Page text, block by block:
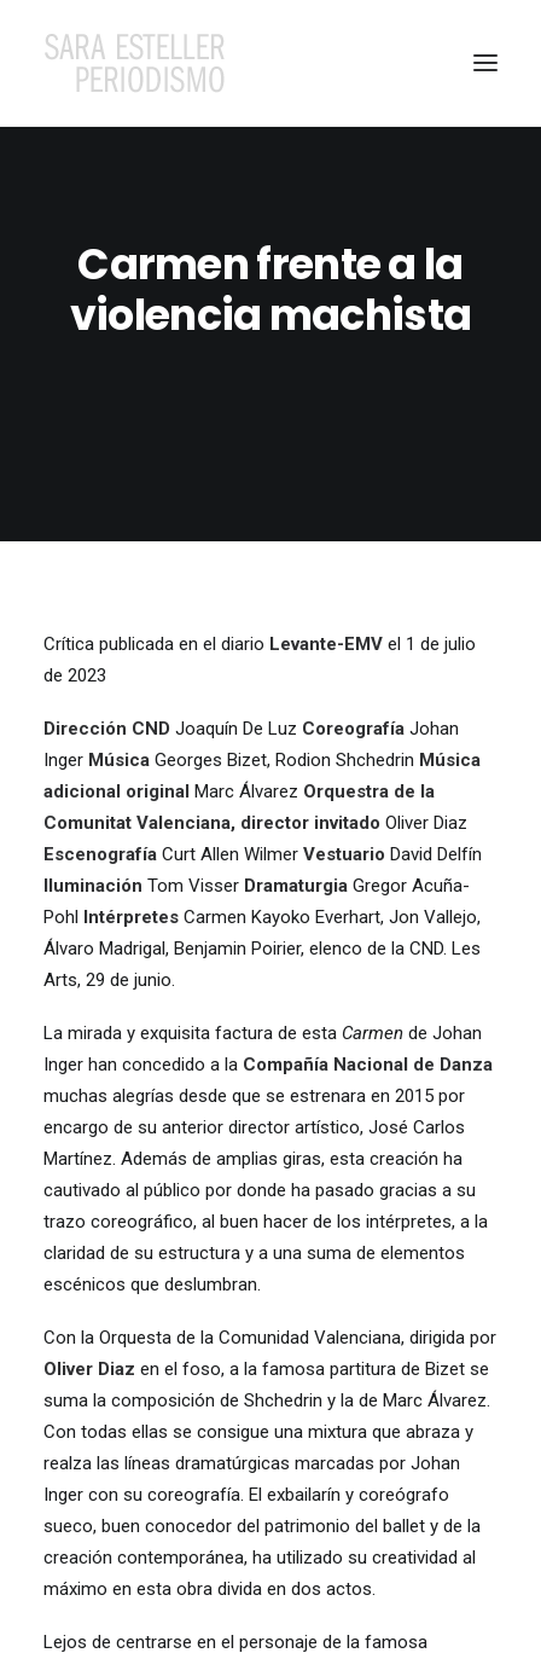
Carmen frente a la
violencia machista
Crítica publicada en el diario Levante-EMV el 1 de julio
de 2023
Dirección CND Joaquín De Luz Coreografía Johan
Inger Música Georges Bizet, Rodion Shchedrin Música
adicional original Marc Álvarez Orquestra de la
Comunitat Valenciana, director invitado Oliver Diaz
Escenografía Curt Allen Wilmer Vestuario David Delfín
Iluminación Tom Visser Dramaturgia Gregor Acuña-
Pohl Intérpretes Carmen Kayoko Everhart, Jon Vallejo,
Álvaro Madrigal, Benjamin Poirier, elenco de la CND. Les
Arts, 29 de junio.
La mirada y exquisita factura de esta Carmen de Johan
Inger han concedido a la Compañía Nacional de Danza
muchas alegrías desde que se estrenara en 2015 por
encargo de su anterior director artístico, José Carlos
Martínez. Además de amplias giras, esta creación ha
cautivado al público por donde ha pasado gracias a su
trazo coreográfico, al buen hacer de los intérpretes, a la
claridad de su estructura y a una suma de elementos
escénicos que deslumbran.
Con la Orquesta de la Comunidad Valenciana, dirigida por
Oliver Diaz en el foso, a la famosa partitura de Bizet se
suma la composición de Shchedrin y la de Marc Álvarez.
Con todas ellas se consigue una mixtura que abraza y
realza las líneas dramatúrgicas marcadas por Johan
Inger con su coreografía. El exbailarín y coreógrafo
sueco, buen conocedor del patrimonio del ballet y de la
creación contemporánea, ha utilizado su creatividad al
máximo en esta obra divida en dos actos.
Lejos de centrarse en el personaje de la famosa